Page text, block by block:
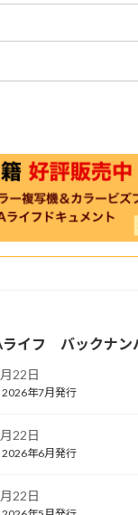
ライフ バックナン
22日
2026年7月発行
22日
2026年6月発行
22日